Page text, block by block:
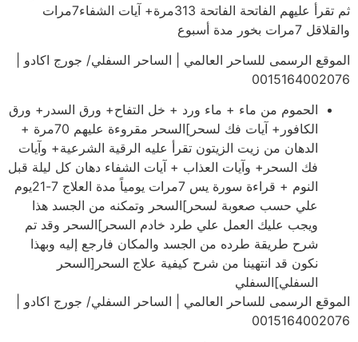
ثم تقرأ عليهم الفاتحة الفاتحة 313مرة+ آيات الشفاء7مرات
والقلاقل 7مرات بخور مدة أسبوع
الموقع الرسمى للساحر العالمي | الساحر السفلي/ جورج اكادو |
0015164002076
الحموم من ماء + ماء ورد + خل التفاح+ ورق السدر+ ورق
الكافور+ آيات فك لسحر]السحر مقروءة عليهم 70مرة +
الدهان من زيت الزيتون تقرأ عليه الرقية الشرعية+ وآيات
فك السحر+ وآيات العذاب + آيات الشفاء دهان كل ليلة قبل
النوم + قراءة سورة يس 7مرات يومياً مدة العلاج 7-21يوم
علي حسب صعوبة لسحر]السحر وتمكنه من الجسد هذا
ويجب عليك العمل علي طرد خادم السحر]السحر وقد تم
شرح طريقة طرده من الجسد والمكان فارجع إليه وبهذا
نكون قد انتهينا من شرح كيفية علاج السحر[السحر
السفلي]السفلي
الموقع الرسمى للساحر العالمي | الساحر السفلي/ جورج اكادو |
0015164002076